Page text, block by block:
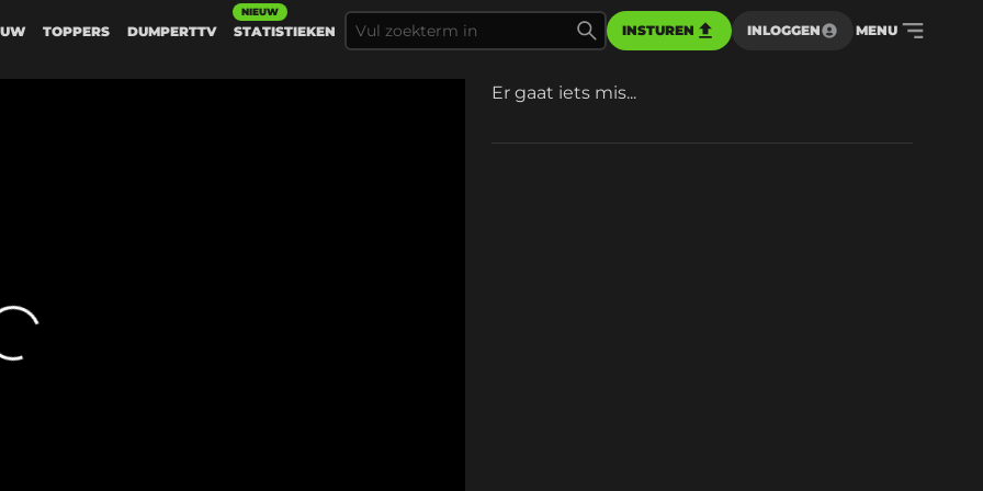
TOPPERS DUMPERTTV STATISTIEKEN
NIEUW
INSTUREN INLOGGEN MENU
Er gaat iets mis...